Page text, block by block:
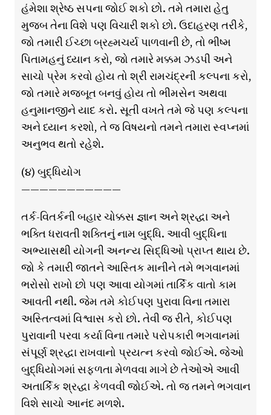
હંમેશા શ્રેષ્ઠ સપના જોઈ શકો છો. તમે તમારા હેતુ
મુજબ તેના વિશે પણ વિચારી શકો છો. ઉદાહરણ તરીકે,
જો તમારી ઈચ્છા બ્રહ્મચર્ય પાળવાની છે, તો ભીષ્મ
પિતામહનું ધ્યાન કરો, જો તમારે મક્કમ ઝડપી અને
સાચો પ્રેમ કરવો હોય તો શ્રી રામચંદ્રની કલ્પના કરો,
જો તમારે મજબૂત બનવું હોય તો ભીમસેન અથવા
હનુમાનજીને યાદ કરો. સૂતી વખતે તમે જે પણ કલ્પના
અને ધ્યાન કરશો, તે જ વિષયનો તમને તમારા સ્વપ્નમાં
અનુભવ થતો રહેશે.
(૪) બુદ્ધિયોગ
———————————
તર્ક-વિતર્કની બહાર ચોક્કસ જ્ઞાન અને શ્રદ્ધા અને
ભક્તિ ધરાવતી શક્તિનું નામ બુદ્ધિ. આવી બુદ્ધિના
અભ્યાસથી યોગની અનન્ય સિદ્ધિઓ પ્રાપ્ત થાય છે.
જો કે તમારી જાતને આસ્તિક માનીને તમે ભગવાનમાં
ભરોસો રાખો છો પણ આવા યોગમાં તાર્કિક વાતો કામ
આવતી નથી. જેમ તમે કોઈપણ પુરાવા વિના તમારા
અસ્તિત્વમાં વિશ્વાસ કરો છો. તેવી જ રીતે, કોઈપણ
પુરાવાની પરવા કર્યા વિના તમારે પરોપકારી ભગવાનમાં
સંપૂર્ણ શ્રદ્ધા રાખવાનો પ્રયત્ન કરવો જોઈએ. જેઓ
બુદ્ધિયોગમાં સફળતા મેળવવા માગે છે તેઓએ આવી
અતાર્કિક શ્રદ્ધા કેળવવી જોઈએ. તો જ તમને ભગવાન
વિશે સાચો આનંદ મળશે.